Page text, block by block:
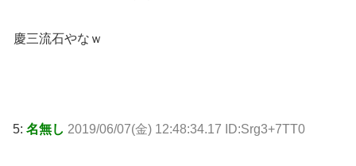
慶三流石やなｗ
5: 名無し 2019/06/07(金) 12:48:34.17 ID:Srg3+7TT0